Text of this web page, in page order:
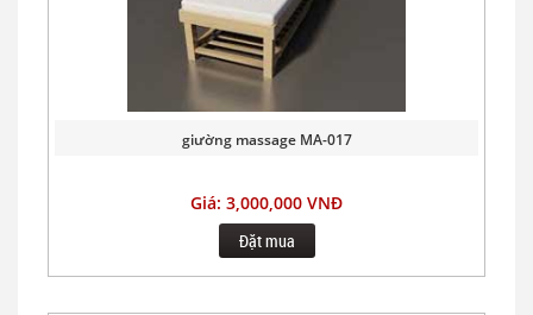
giường massage MA-017
Giá: 3,000,000 VNĐ
Đặt mua